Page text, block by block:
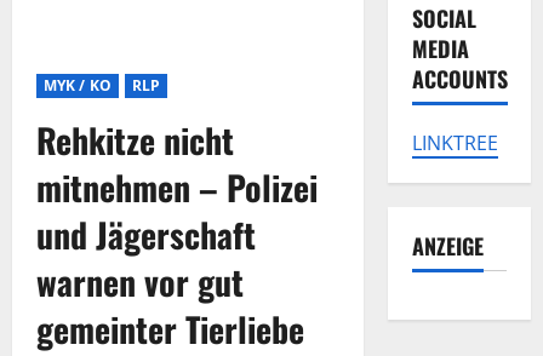
MYK / KO RLP
Rehkitze nicht
mitnehmen – Polizei
und Jägerschaft
warnen vor gut
gemeinter Tierliebe
SOCIAL
MEDIA
ACCOUNTS
LINKTREE
ANZEIGE